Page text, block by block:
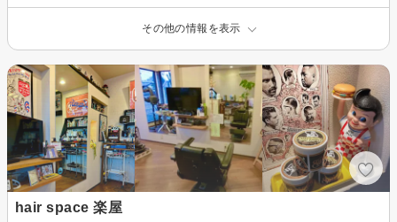
その他の情報を表示
hair space 楽屋